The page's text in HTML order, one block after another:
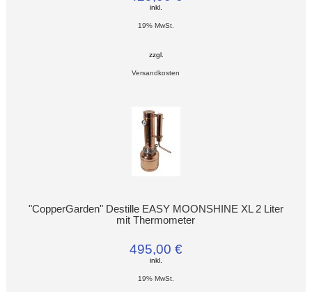
inkl.
19% MwSt.
zzgl.
Versandkosten
"CopperGarden" Destille EASY MOONSHINE XL 2 Liter
mit Thermometer
495,00 €
inkl.
19% MwSt.